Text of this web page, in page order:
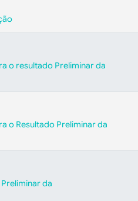
o resultado Preliminar da
o Resultado Preliminar da
da